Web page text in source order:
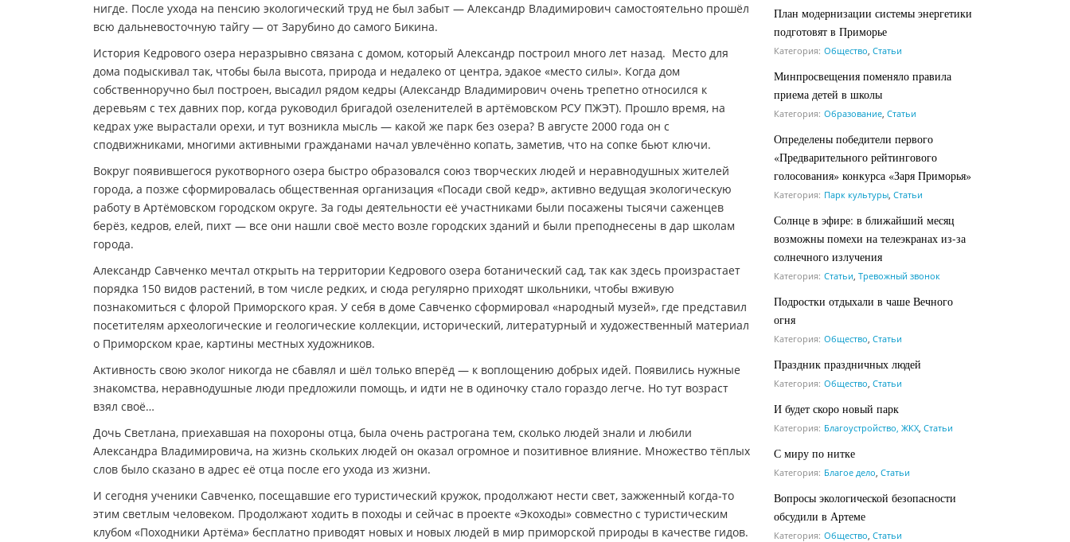
нигде. После ухода на пенсию экологический труд не был забыт — Александр Владимирович самостоятельно прошёл
всю дальневосточную тайгу — от Зарубино до самого Бикина.
История Кедрового озера неразрывно связана с домом, который Александр построил много лет назад. Место для
дома подыскивал так, чтобы была высота, природа и недалеко от центра, эдакое «место силы». Когда дом
собственноручно был построен, высадил рядом кедры (Александр Владимирович очень трепетно относился к
деревьям с тех давних пор, когда руководил бригадой озеленителей в артёмовском РСУ ПЖЭТ). Прошло время, на
кедрах уже вырастали орехи, и тут возникла мысль — какой же парк без озера? В августе 2000 года он с
сподвижниками, многими активными гражданами начал увлечённо копать, заметив, что на сопке бьют ключи.
Вокруг появившегося рукотворного озера быстро образовался союз творческих людей и неравнодушных жителей
города, а позже сформировалась общественная организация «Посади свой кедр», активно ведущая экологическую
работу в Артёмовском городском округе. За годы деятельности её участниками были посажены тысячи саженцев
берёз, кедров, елей, пихт — все они нашли своё место возле городских зданий и были преподнесены в дар школам
города.
Александр Савченко мечтал открыть на территории Кедрового озера ботанический сад, так как здесь произрастает
порядка 150 видов растений, в том числе редких, и сюда регулярно приходят школьники, чтобы вживую
познакомиться с флорой Приморского края. У себя в доме Савченко сформировал «народный музей», где представил
посетителям археологические и геологические коллекции, исторический, литературный и художественный материал
о Приморском крае, картины местных художников.
Активность свою эколог никогда не сбавлял и шёл только вперёд — к воплощению добрых идей. Появились нужные
знакомства, неравнодушные люди предложили помощь, и идти не в одиночку стало гораздо легче. Но тут возраст
взял своё…
Дочь Светлана, приехавшая на похороны отца, была очень растрогана тем, сколько людей знали и любили
Александра Владимировича, на жизнь скольких людей он оказал огромное и позитивное влияние. Множество тёплых
слов было сказано в адрес её отца после его ухода из жизни.
И сегодня ученики Савченко, посещавшие его туристический кружок, продолжают нести свет, зажженный когда-то
этим светлым человеком. Продолжают ходить в походы и сейчас в проекте «Экоходы» совместно с туристическим
клубом «Походники Артёма» бесплатно приводят новых и новых людей в мир приморской природы в качестве гидов.
План модернизации системы энергетики
подготовят в Приморье
Категория: Общество Статьи
Минпросвещения поменяло правила
приема детей в школы
Категория: Образование Статьи
Определены победители первого
«Предварительного рейтингового
голосования» конкурса «Заря Приморья»
Категория: Парк культуры Статьи
Солнце в эфире: в ближайший месяц
возможны помехи на телеэкранах из-за
солнечного излучения
Категория: Статьи Тревожный звонок
Подростки отдыхали в чаше Вечного
огня
Категория: Общество Статьи
Праздник праздничных людей
Категория: Общество Статьи
И будет скоро новый парк
Категория: Благоустройство, ЖКХ Статьи
С миру по нитке
Категория: Благое дело Статьи
Вопросы экологической безопасности
обсудили в Артеме
Категория: Общество Статьи